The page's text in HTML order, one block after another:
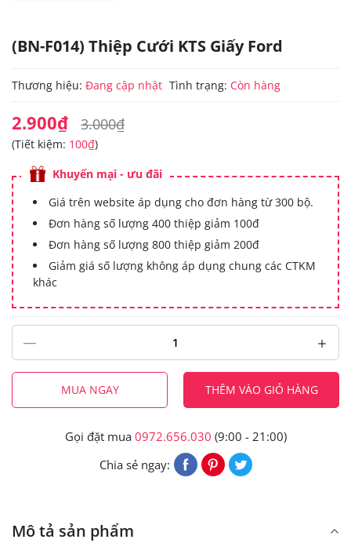
(BN-F014) Thiệp Cưới KTS Giấy Ford
Thương hiệu: Đang cập nhật Tình trạng: Còn hàng
2.900₫ 3.000₫
(Tiết kiệm: 100₫)
Khuyến mại - ưu đãi
Giá trên website áp dụng cho đơn hàng từ 300 bộ.
Đơn hàng số lượng 400 thiệp giảm 100đ
Đơn hàng số lượng 800 thiệp giảm 200đ
Giảm giá số lượng không áp dụng chung các CTKM
khác
MUA NGAY THÊM VÀO GIỎ HÀNG
Gọi đặt mua 0972.656.030 (9:00 - 21:00)
Chia sẻ ngay:
Mô tả sản phẩm